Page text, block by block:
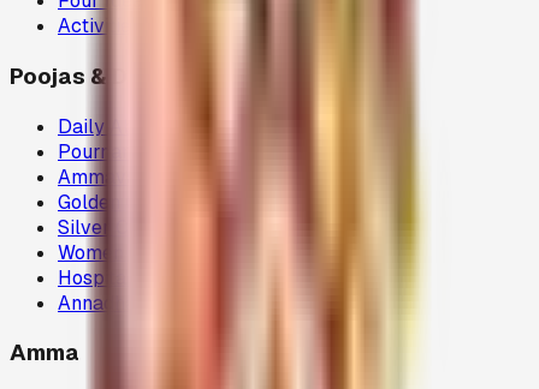
Activities
Poojas & Donations
Daily Abhisegam
Pournami Velaku Poojai
Ammavasai Velvi
Golden Chariot
Silver Chariot
Women Welfare (80G)
Hospital Donations (80G)
Annadhanam (80G)
Amma